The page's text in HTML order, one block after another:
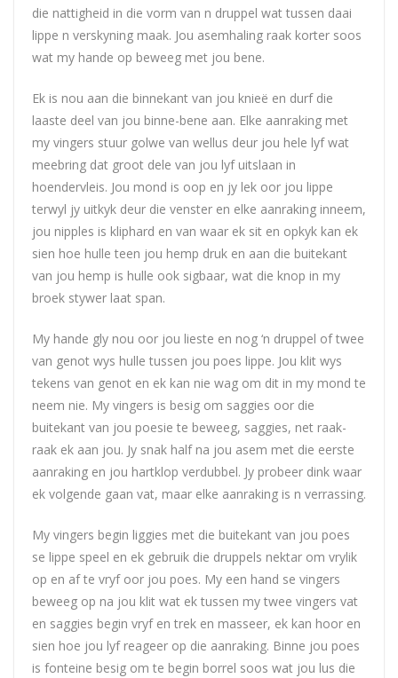
die nattigheid in die vorm van n druppel wat tussen daai
lippe n verskyning maak. Jou asemhaling raak korter soos
wat my hande op beweeg met jou bene.
Ek is nou aan die binnekant van jou knieë en durf die
laaste deel van jou binne-bene aan. Elke aanraking met
my vingers stuur golwe van wellus deur jou hele lyf wat
meebring dat groot dele van jou lyf uitslaan in
hoendervleis. Jou mond is oop en jy lek oor jou lippe
terwyl jy uitkyk deur die venster en elke aanraking inneem,
jou nipples is kliphard en van waar ek sit en opkyk kan ek
sien hoe hulle teen jou hemp druk en aan die buitekant
van jou hemp is hulle ook sigbaar, wat die knop in my
broek stywer laat span.
My hande gly nou oor jou lieste en nog ‘n druppel of twee
van genot wys hulle tussen jou poes lippe. Jou klit wys
tekens van genot en ek kan nie wag om dit in my mond te
neem nie. My vingers is besig om saggies oor die
buitekant van jou poesie te beweeg, saggies, net raak-
raak ek aan jou. Jy snak half na jou asem met die eerste
aanraking en jou hartklop verdubbel. Jy probeer dink waar
ek volgende gaan vat, maar elke aanraking is n verrassing.
My vingers begin liggies met die buitekant van jou poes
se lippe speel en ek gebruik die druppels nektar om vrylik
op en af te vryf oor jou poes. My een hand se vingers
beweeg op na jou klit wat ek tussen my twee vingers vat
en saggies begin vryf en trek en masseer, ek kan hoor en
sien hoe jou lyf reageer op die aanraking. Binne jou poes
is fonteine besig om te begin borrel soos wat jou lus die